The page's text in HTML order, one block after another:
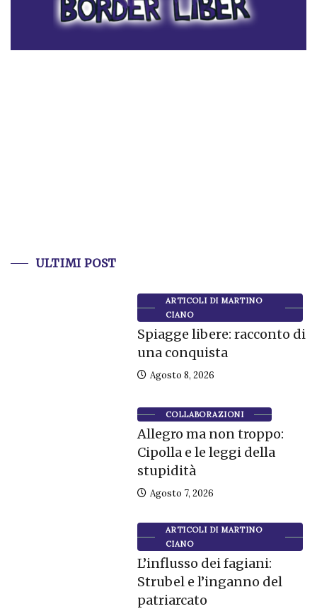
ULTIMI POST
ARTICOLI DI MARTINO
CIANO
Spiagge libere: racconto di
una conquista
Agosto 8, 2026
COLLABORAZIONI
Allegro ma non troppo:
Cipolla e le leggi della
stupidità
Agosto 7, 2026
ARTICOLI DI MARTINO
CIANO
L’influsso dei fagiani:
Strubel e l’inganno del
patriarcato